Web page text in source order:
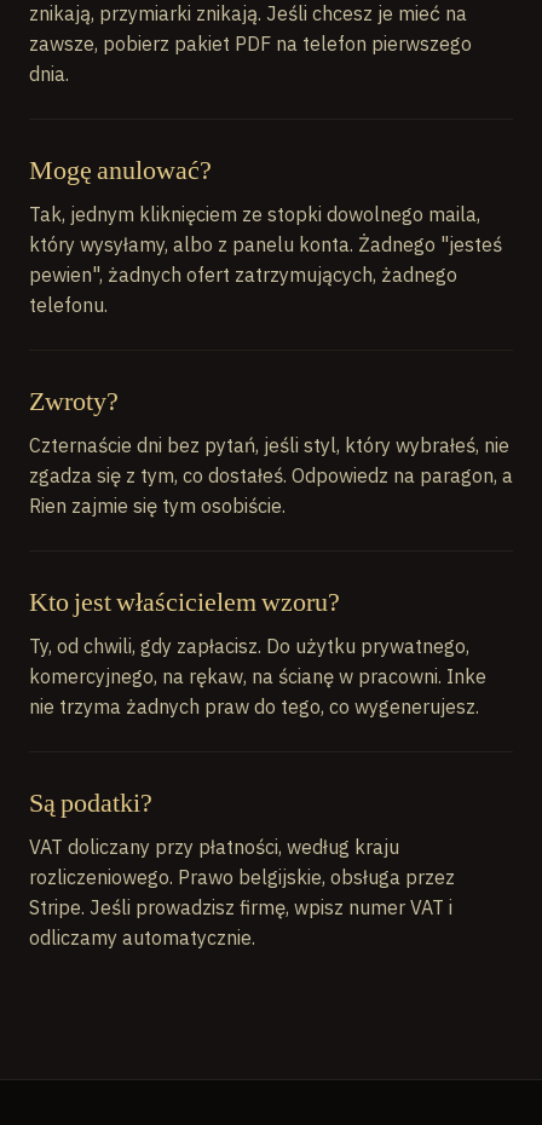
znikają, przymiarki znikają. Jeśli chcesz je mieć na
zawsze, pobierz pakiet PDF na telefon pierwszego
dnia.
Mogę anulować?
Tak, jednym kliknięciem ze stopki dowolnego maila,
który wysyłamy, albo z panelu konta. Żadnego "jesteś
pewien", żadnych ofert zatrzymujących, żadnego
telefonu.
Zwroty?
Czternaście dni bez pytań, jeśli styl, który wybrałeś, nie
zgadza się z tym, co dostałeś. Odpowiedz na paragon, a
Rien zajmie się tym osobiście.
Kto jest właścicielem wzoru?
Ty, od chwili, gdy zapłacisz. Do użytku prywatnego,
komercyjnego, na rękaw, na ścianę w pracowni. Inke
nie trzyma żadnych praw do tego, co wygenerujesz.
Są podatki?
VAT doliczany przy płatności, według kraju
rozliczeniowego. Prawo belgijskie, obsługa przez
Stripe. Jeśli prowadzisz firmę, wpisz numer VAT i
odliczamy automatycznie.